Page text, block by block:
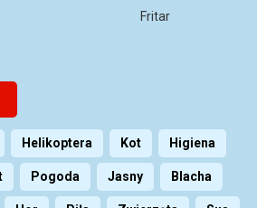
Fritar
Helikoptera Kot Higiena
Pogoda Jasny Blacha